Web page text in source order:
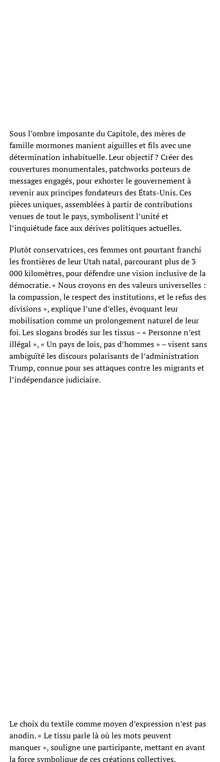
Sous l’ombre imposante du Capitole, des mères de
famille mormones manient aiguilles et fils avec une
détermination inhabituelle. Leur objectif ? Créer des
couvertures monumentales, patchworks porteurs de
messages engagés, pour exhorter le gouvernement à
revenir aux principes fondateurs des États-Unis. Ces
pièces uniques, assemblées à partir de contributions
venues de tout le pays, symbolisent l’unité et
l’inquiétude face aux dérives politiques actuelles.
Plutôt conservatrices, ces femmes ont pourtant franchi
les frontières de leur Utah natal, parcourant plus de 3
000 kilomètres, pour défendre une vision inclusive de la
démocratie. « Nous croyons en des valeurs universelles :
la compassion, le respect des institutions, et le refus des
divisions », explique l’une d’elles, évoquant leur
mobilisation comme un prolongement naturel de leur
foi. Les slogans brodés sur les tissus – « Personne n’est
illégal », « Un pays de lois, pas d’hommes » – visent sans
ambiguïté les discours polarisants de l’administration
Trump, connue pour ses attaques contre les migrants et
l’indépendance judiciaire.
Le choix du textile comme moyen d’expression n’est pas
anodin. « Le tissu parle là où les mots peuvent
manquer », souligne une participante, mettant en avant
la force symbolique de ces créations collectives.